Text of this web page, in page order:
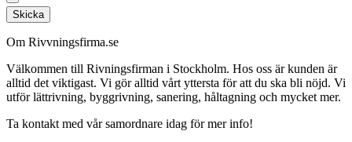
Skicka
Om Rivvningsfirma.se
Välkommen till Rivningsfirman i Stockholm. Hos oss är kunden är
alltid det viktigast. Vi gör alltid vårt yttersta för att du ska bli nöjd. Vi
utför lättrivning, byggrivning, sanering, håltagning och mycket mer.
Ta kontakt med vår samordnare idag för mer info!